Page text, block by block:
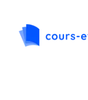
contenu